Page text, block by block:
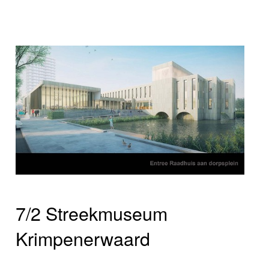
7/2 Streekmuseum
Krimpenerwaard